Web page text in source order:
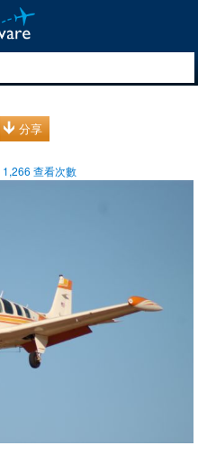
分享
1,266 查看次數